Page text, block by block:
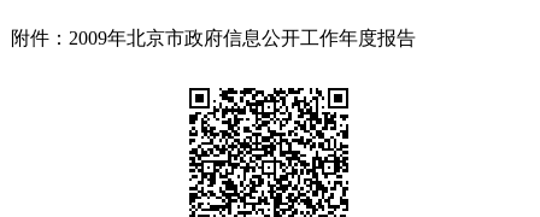
市领导 机构职能 政策服务
政策解读
专题公开
附件：2009年北京市政府信息公开工作年度报告